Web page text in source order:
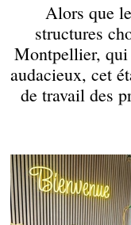
Alors que
structures
Montpellier, qui
audacieux, cet
de travail des